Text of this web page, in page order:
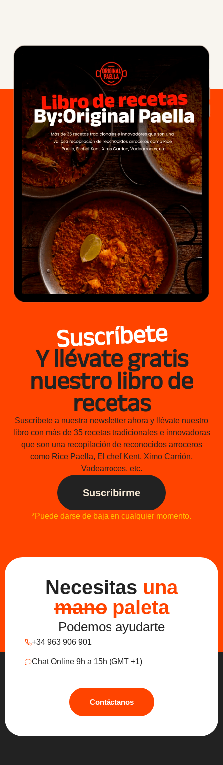
Suscríbete
Y llévate gratis
nuestro libro de
recetas
Suscríbete a nuestra newsletter ahora y llévate nuestro
libro con más de 35 recetas tradicionales e innovadoras
que son una recopilación de reconocidos arroceros
como Rice Paella, El chef Kent, Ximo Carrión,
Vadearroces, etc.
Suscribirme
*Puede darse de baja en cualquier momento.
Necesitas una
manopaleta
Podemos ayudarte
+34 963 906 901
Chat Online 9h a 15h (GMT +1)
Contáctanos